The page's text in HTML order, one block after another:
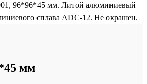
96*96*45 мм. Литой алюминиевый
сплава ADC-12. Не окрашен.
мм